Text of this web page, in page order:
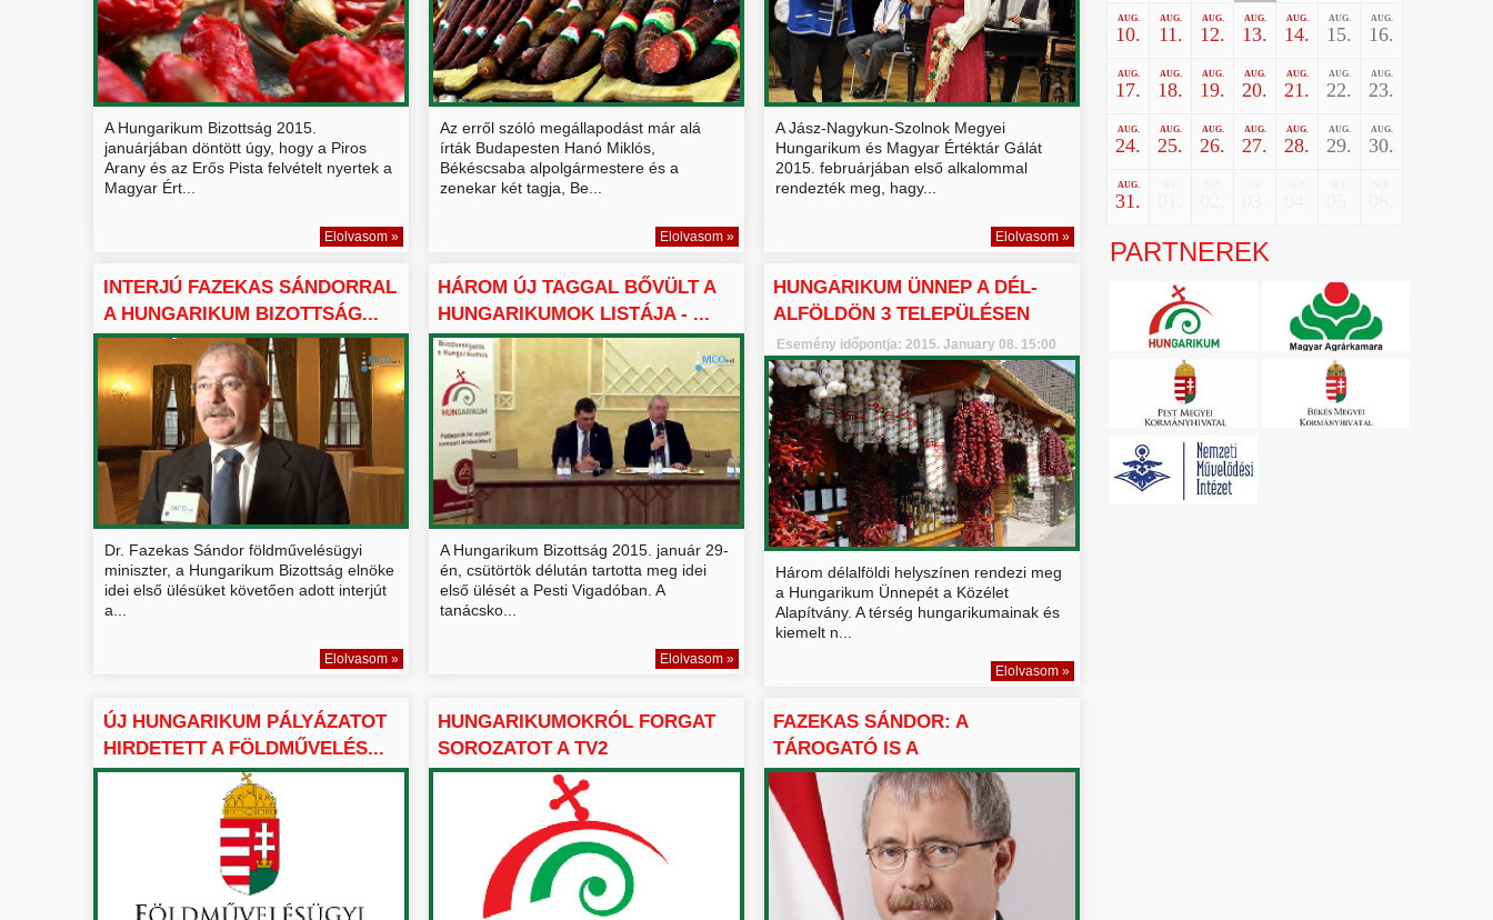
A Hungarikum Bizottság 2015.
januárjában döntött úgy, hogy a Piros
Arany és az Erős Pista felvételt nyertek a
Magyar Ért...
Elolvasom »
Az erről szóló megállapodást már alá
írták Budapesten Hanó Miklós,
Békéscsaba alpolgármestere és a
zenekar két tagja, Be...
Elolvasom »
A Jász-Nagykun-Szolnok Megyei
Hungarikum és Magyar Értéktár Gálát
2015. februárjában első alkalommal
rendezték meg, hagy...
Elolvasom »
INTERJÚ FAZEKAS SÁNDORRAL
A HUNGARIKUM BIZOTTSÁG...
Dr. Fazekas Sándor földművelésügyi
miniszter, a Hungarikum Bizottság elnöke
idei első ülésüket követően adott interjút
a...
Elolvasom »
HÁROM ÚJ TAGGAL BŐVÜLT A
HUNGARIKUMOK LISTÁJA - ...
A Hungarikum Bizottság 2015. január 29-
én, csütörtök délután tartotta meg idei
első ülését a Pesti Vigadóban. A
tanácsko...
Elolvasom »
HUNGARIKUM ÜNNEP A DÉL-
ALFÖLDÖN 3 TELEPÜLÉSEN
Esemény időpontja: 2015. January 08. 15:00
Három délalföldi helyszínen rendezi meg
a Hungarikum Ünnepét a Közélet
Alapítvány. A térség hungarikumainak és
kiemelt n...
Elolvasom »
ÚJ HUNGARIKUM PÁLYÁZATOT
HIRDETETT A FÖLDMŰVELÉS...
HUNGARIKUMOKRÓL FORGAT
SOROZATOT A TV2
FAZEKAS SÁNDOR: A
TÁROGATÓ IS A
HUNGARIKUMOK KÖZ...
AUG.
10.
AUG.
11.
AUG.
12.
AUG.
13.
AUG.
14.
AUG.
15.
AUG.
16.
AUG.
17.
AUG.
18.
AUG.
19.
AUG.
20.
AUG.
21.
AUG.
22.
AUG.
23.
AUG.
24.
AUG.
25.
AUG.
26.
AUG.
27.
AUG.
28.
AUG.
29.
AUG.
30.
AUG.
31.
PARTNEREK